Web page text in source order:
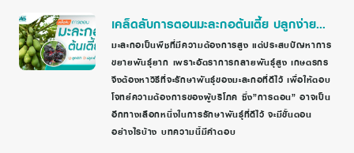
เคล็ดลับการตอนมะละกอต้นเตี้ย ปลูกง่าย
ลูกดก เก็บเกี่ยวสะดวก
มะละกอเป็นพืชที่มีความต้องการสูง แต่ประสบปัญหาการ
ขยายพันธุ์ยาก เพราะอัตราการกลายพันธุ์สูง เกษตรกร
จึงต้องหาวิธีที่จะรักษาพันธุ์ของมะละกอที่ดีไว้ เพื่อให้ตอบ
โจทย์ความต้องการของผู้บริโภค ซึ่ง”การตอน” อาจเป็น
อีกทางเลือกหนึ่งในการรักษาพันธ์ุที่ดีไว้ จะมีขั้นตอน
อย่างไรบ้าง บทความนี้มีคำตอบ